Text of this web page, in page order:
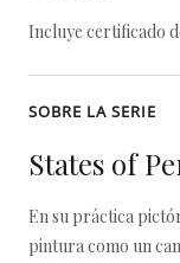
Incluye certificado
SOBRE LA SERIE
States of
En su práctica
pintura como un